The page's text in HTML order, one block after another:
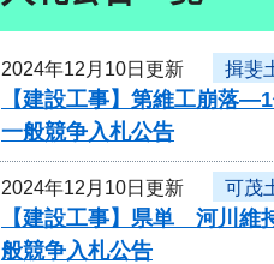
2024年12月10日更新 揖斐
【建設工事】第維工崩落
一般競争入札公告
2024年12月10日更新 可茂
【建設工事】県単 河川維
般競争入札公告